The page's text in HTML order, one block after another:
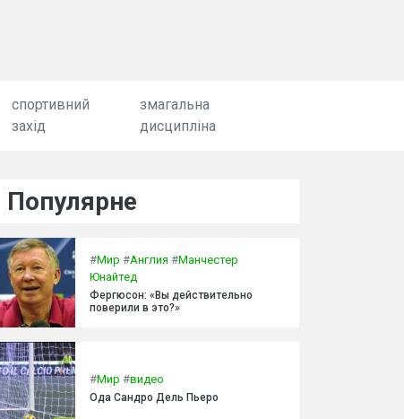
спортивний
захід
змагальна
дисципліна
Популярне
#Мир #Англия #Манчестер
Юнайтед
Фергюсон: «Вы действительно
поверили в это?»
#Мир #видео
Ода Сандро Дель Пьеро